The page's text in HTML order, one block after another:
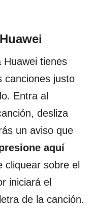
Huawei tienes
canciones justo
Entra al
desliza
un aviso que
aquí
cliquear sobre el
iniciará el
de la canción.